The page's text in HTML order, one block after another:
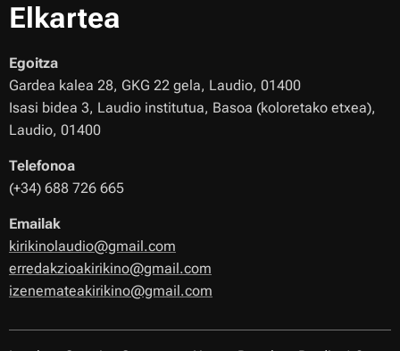
Elkartea
Egoitza
Gardea kalea 28, GKG 22 gela, Laudio, 01400
Isasi bidea 3, Laudio institutua, Basoa (koloretako etxea),
Laudio, 01400
Telefonoa
(+34) 688 726 665
Emailak
kirikinolaudio@gmail.com
erredakzioakirikino@gmail.com
izenemateakirikino@gmail.com